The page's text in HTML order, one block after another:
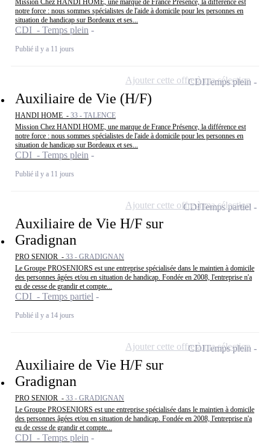
Mission Chez HANDI HOME, une marque de France Présence, la différence est
notre force : nous sommes spécialistes de l'aide à domicile pour les personnes en
situation de handicap sur Bordeaux et ses...
CDI - Temps plein
Publié il y a 11 jours
Auxiliaire de Vie (H/F)
HANDI HOME - 33 - TALENCE
Mission Chez HANDI HOME, une marque de France Présence, la différence est
notre force : nous sommes spécialistes de l'aide à domicile pour les personnes en
situation de handicap sur Bordeaux et ses...
CDI - Temps plein
Publié il y a 11 jours
CDITemps plein
Ajouter cette offre à ma sélection
Auxiliaire de Vie H/F sur
Gradignan
PRO SENIOR - 33 - GRADIGNAN
Le Groupe PROSENIORS est une entreprise spécialisée dans le maintien à domicile
des personnes âgées et/ou en situation de handicap. Fondée en 2008, l'entreprise n'a
eu de cesse de grandir et compte...
CDI - Temps partiel
Publié il y a 14 jours
CDITemps partiel
Ajouter cette offre à ma sélection
Auxiliaire de Vie H/F sur
Gradignan
PRO SENIOR - 33 - GRADIGNAN
Le Groupe PROSENIORS est une entreprise spécialisée dans le maintien à domicile
des personnes âgées et/ou en situation de handicap. Fondée en 2008, l'entreprise n'a
eu de cesse de grandir et compte...
CDI - Temps plein
CDITemps plein
Ajouter cette offre à ma sélection